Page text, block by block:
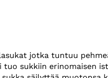
jotka tuntuu
tuo sukkiin erinomaisen